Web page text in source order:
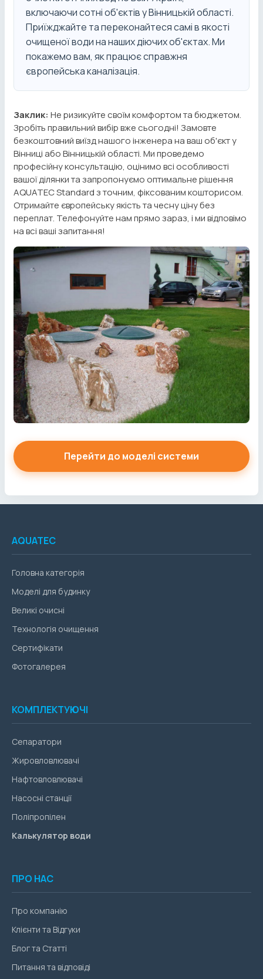
включаючи сотні об'єктів у Вінницькій області.
Приїжджайте та переконайтеся самі в якості
очищеної води на наших діючих об'єктах. Ми
покажемо вам, як працює справжня
європейська каналізація.
Заклик: Не ризикуйте своїм комфортом та бюджетом.
Зробіть правильний вибір вже сьогодні! Замовте
безкоштовний виїзд нашого інженера на ваш об'єкт у
Вінниці або Вінницькій області. Ми проведемо
професійну консультацію, оцінимо всі особливості
вашої ділянки та запропонуємо оптимальне рішення
AQUATEC Standard з точним, фіксованим кошторисом.
Отримайте європейську якість та чесну ціну без
переплат. Телефонуйте нам прямо зараз, і ми відповімо
на всі ваші запитання!
Перейти до моделі системи
AQUATEC
Головна категорія
Моделі для будинку
Великі очисні
Технологія очищення
Сертифікати
Фотогалерея
КОМПЛЕКТУЮЧІ
Сепаратори
Жировловлювачі
Нафтовловлювачі
Насосні станції
Поліпропілен
Калькулятор води
ПРО НАС
Про компанію
Клієнти та Відгуки
Блог та Статті
Питання та відповіді